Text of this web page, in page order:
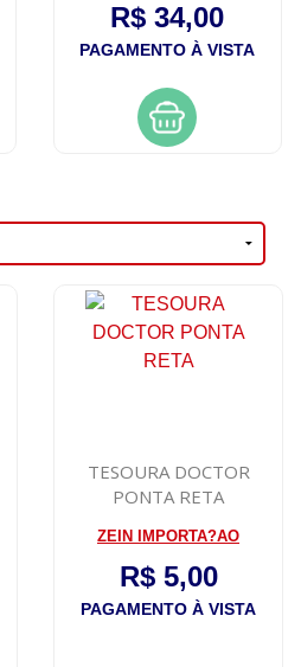
R$ 34,00
PAGAMENTO À VISTA
TESOURA DOCTOR
PONTA RETA
ZEIN IMPORTA?AO
R$ 5,00
PAGAMENTO À VISTA